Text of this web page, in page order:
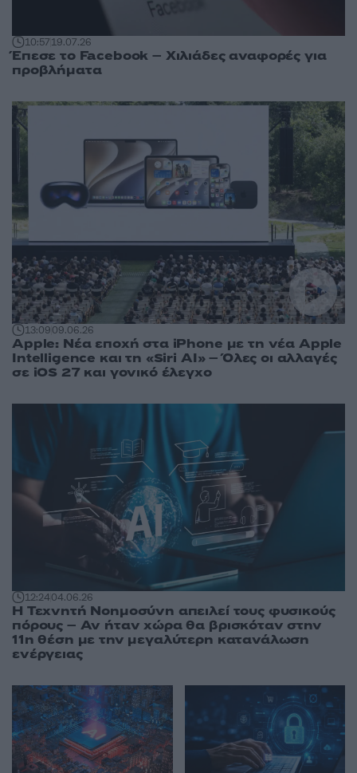
10:5719.07.26
Έπεσε το Facebook – Χιλιάδες αναφορές για
προβλήματα
13:0909.06.26
Apple: Νέα εποχή στα iPhone με τη νέα Apple
Intelligence και τη «Siri AI» – Όλες οι αλλαγές
σε iOS 27 και γονικό έλεγχο
12:2404.06.26
Η Τεχνητή Νοημοσύνη απειλεί τους φυσικούς
πόρους – Αν ήταν χώρα θα βρισκόταν στην
11η θέση με την μεγαλύτερη κατανάλωση
ενέργειας